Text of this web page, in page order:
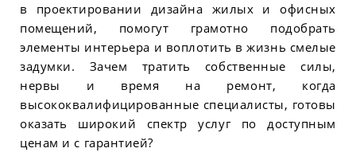
в проектировании дизайна жилых и офисных
помещений, помогут грамотно подобрать
элементы интерьера и воплотить в жизнь смелые
задумки. Зачем тратить собственные силы,
нервы и время на ремонт, когда
высококвалифицированные специалисты, готовы
оказать широкий спектр услуг по доступным
ценам и с гарантией?